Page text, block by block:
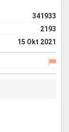
341933
2193
15 Okt 2021